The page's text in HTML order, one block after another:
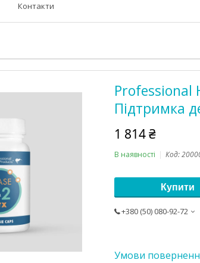
Контакти
Professional
Підтримка
1 814 ₴
В наявності Код:
Купити
+380 (50) 080-92-72